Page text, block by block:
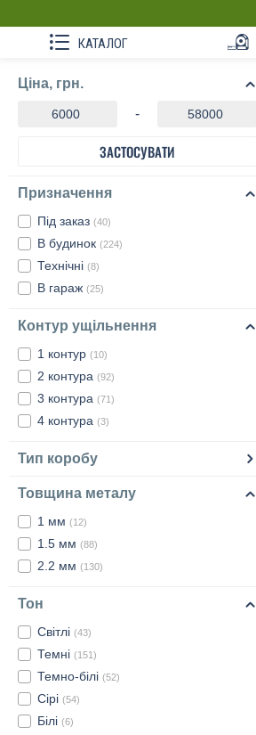
КАТАЛОГ
Ціна, грн.
-
ЗАСТОСУВАТИ
Призначення
Під заказ (40)
В будинок (224)
Технічні (8)
В гараж (25)
Контур ущільнення
1 контур (10)
2 контура (92)
3 контура (71)
4 контура (3)
Тип коробу
Товщина металу
1 мм (12)
1.5 мм (88)
2.2 мм (130)
Тон
Світлі (43)
Темні (151)
Темно-білі (52)
Сірі (54)
Білі (6)